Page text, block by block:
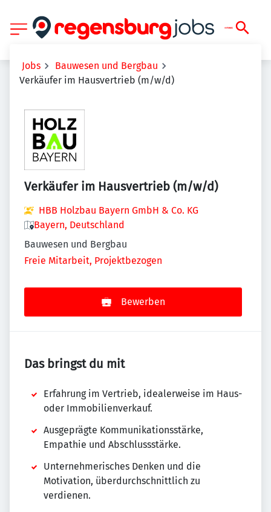
Jobs
Bauwesen und Bergbau
Verkäufer im Hausvertrieb (m/w/d)
Verkäufer im Hausvertrieb (m/w/d)
HBB Holzbau Bayern GmbH & Co. KG
Bayern, Deutschland
Bauwesen und Bergbau
Freie Mitarbeit, Projektbezogen
Bewerben
Das bringst du mit
Erfahrung im Vertrieb, idealerweise im Haus-
oder Immobilienverkauf.
Ausgeprägte Kommunikationsstärke,
Empathie und Abschlussstärke.
Unternehmerisches Denken und die
Motivation, überdurchschnittlich zu
verdienen.